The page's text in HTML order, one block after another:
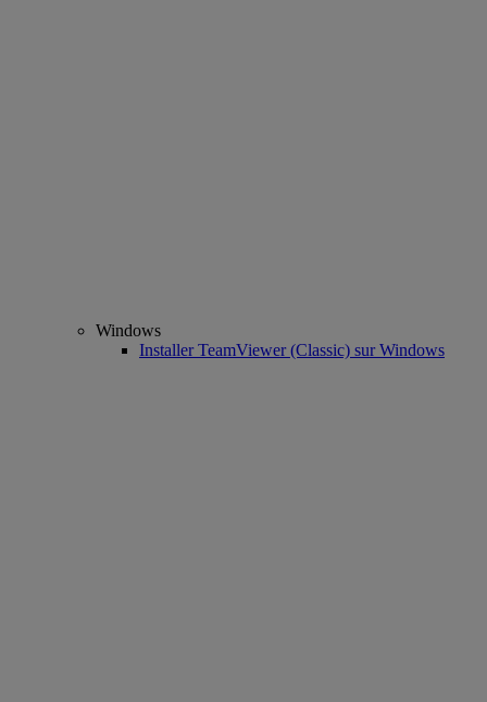
Windows
Installer TeamViewer (Classic) sur Windows